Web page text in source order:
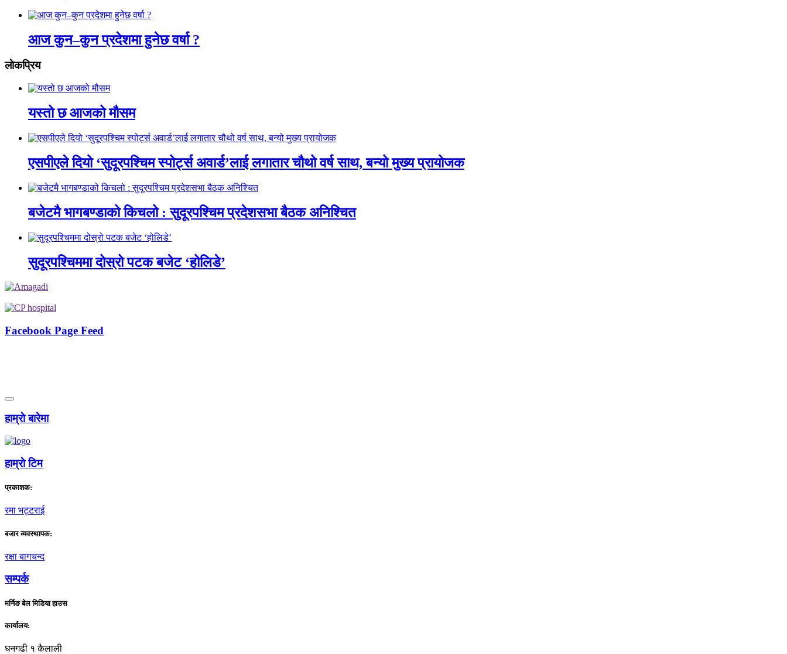
आज कुन–कुन प्रदेशमा हुनेछ वर्षा ?
लाेकप्रिय
यस्तो छ आजको मौसम
एसपीएले दियो ‘सुदूरपश्चिम स्पोर्ट्स अवार्ड’लाई लगातार चौथो वर्ष साथ, बन्यो मुख्य प्रायोजक
बजेटमै भागबण्डाको किचलो : सुदूरपश्चिम प्रदेशसभा बैठक अनिश्चित
सुदूरपश्चिममा दोस्रो पटक बजेट ‘होलिडे’
Facebook Page Feed
हाम्राे बारेमा
हाम्राे टिम
प्रकाशक:
रमा भट्टराई
बजार व्यवस्थापक:
रक्षा बागचन्द
सम्पर्क
मर्निङ बेल मिडिया हाउस
कार्यालय:
धनगढी १ कैलाली